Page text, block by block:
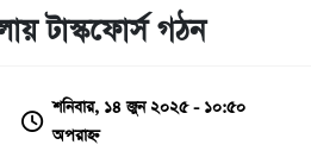
টাস্কফোর্স গঠন
শনিবার, ১৪ জুন ২০২৫ - ১০:৫০
অপরাহ্ন